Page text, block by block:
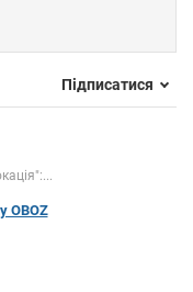
Підписатися
OBOZ